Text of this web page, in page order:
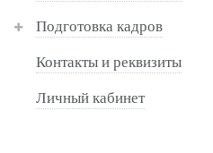
Подготовка кадров
Контакты и реквизиты
Личный кабинет